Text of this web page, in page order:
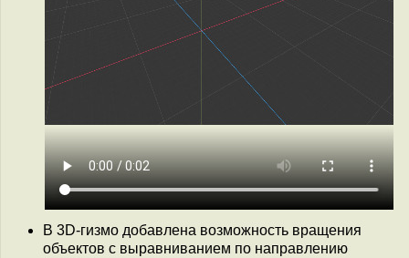
В 3D-гизмо добавлена возможность вращения
объектов с выравниванием по направлению